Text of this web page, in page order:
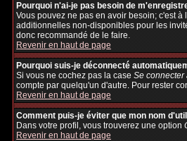
Pourquoi n'ai-je pas besoin de
Vous pouvez ne pas en avoir besoin; c'est
additionnelles non-disponibles pour les
donc recommandé de le faire.
Revenir en haut de page
Pourquoi suis-je déconnecté
Si vous ne cochez pas la caseSe connecter
compte par quelqu'un d'autre. Pour rester
Revenir en haut de page
Comment puis-je éviter que mon nom
Dans votre profil, vous trouverez une option
Revenir en haut de page